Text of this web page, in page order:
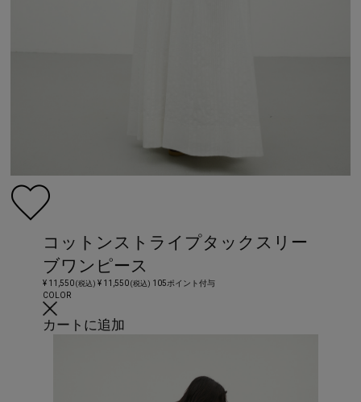
コットンストライプタックスリー
ブワンピース
¥ 11,550(税込) ¥ 11,550(税込) 105ポイント付与
COLOR
カートに追加